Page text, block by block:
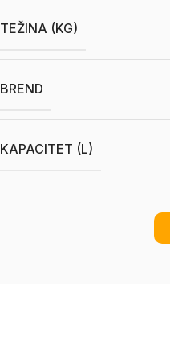
TEŽINA (KG)
BREND
KAPACITET (L)